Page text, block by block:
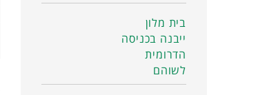
בית מלון
ייבנה בכניסה
הדרומית
לשוהם